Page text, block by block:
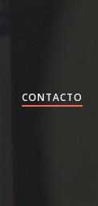
CONTACTO